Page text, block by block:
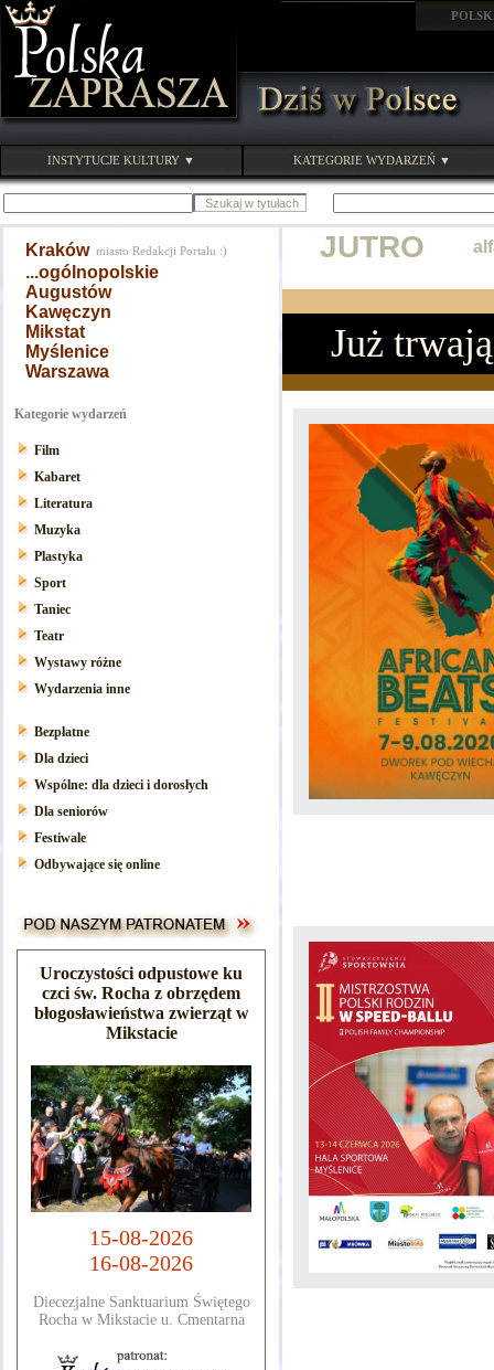
INSTYTUCJE KULTURY ▼ KATEGORIE WYDARZEŃ ▼
Kraków miasto Redakcji Portalu :)
...ogólnopolskie
Augustów
Kawęczyn
Mikstat
Myślenice
Warszawa
Kategorie wydarzeń
Film
Kabaret
Literatura
Muzyka
Plastyka
Sport
Taniec
Teatr
Wystawy różne
Wydarzenia inne
Bezpłatne
Dla dzieci
Wspólne: dla dzieci i dorosłych
Dla seniorów
Festiwale
Odbywające się online
Uroczystości odpustowe ku
czci św. Rocha z obrzędem
błogosławieństwa zwierząt w
Mikstacie
15-08-2026
16-08-2026
Diecezjalne Sanktuarium Świętego
Rocha w Mikstacie u. Cmentarna
JUTRO
Już